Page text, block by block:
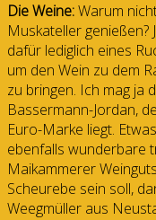
Die Weine:Warum
Muskateller
dafür lediglich eines
um den Wein zu dem
zu bringen. Ich mag ja
Bassermann-Jordan,
Euro-Marke liegt.
ebenfalls wunderbare
Maikammerer
Scheurebe sein soll,
Weegmüller aus